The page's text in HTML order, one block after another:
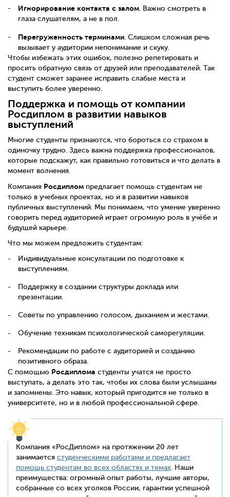
Игнорирование контакта с залом. Важно смотреть в
глаза слушателям, а не в пол.
Перегруженность терминами. Слишком сложная речь
вызывает у аудитории непонимание и скуку.
Чтобы избежать этих ошибок, полезно репетировать и
просить обратную связь от друзей или преподавателей. Так
студент сможет заранее исправить слабые места и
выступить более уверенно.
Поддержка и помощь от компании
Росдиплом в развитии навыков
выступлений
Многие студенты признаются, что бороться со страхом в
одиночку трудно. Здесь важна поддержка профессионалов,
которые подскажут, как правильно готовиться и что делать в
момент волнения.
Компания Росдиплом предлагает помощь студентам не
только в учебных проектах, но и в развитии навыков
публичных выступлений. Мы понимаем, что умение уверенно
говорить перед аудиторией играет огромную роль в учёбе и
будущей карьере.
Что мы можем предложить студентам:
Индивидуальные консультации по подготовке к
выступлениям.
Поддержку в создании структуры доклада или
презентации.
Советы по управлению голосом, дыханием и жестами.
Обучение техникам психологической саморегуляции.
Рекомендации по работе с аудиторией и созданию
позитивного образа.
С помощью Росдиплома студенты учатся не просто
выступать, а делать это так, чтобы их слова были услышаны
и запомнены. Это навык, который пригодится не только в
университете, но и в любой профессиональной сфере.
Компания «РосДиплом» на протяжении 20 лет
занимается студенческими работами и предлагает
помощь студентам во всех областях и темах . Наши
преимущества: огромный опыт работы, лучшие авторы,
собранные со всех уголков России, гарантии успешной